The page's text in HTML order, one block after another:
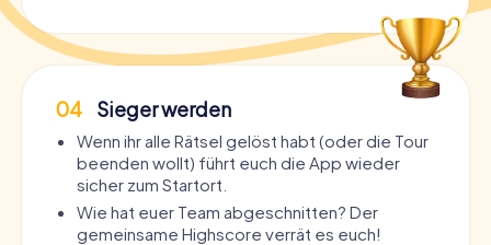
04 Sieger werden
Wenn ihr alle Rätsel gelöst habt (oder die Tour
beenden wollt) führt euch die App wieder
sicher zum Startort.
Wie hat euer Team abgeschnitten? Der
gemeinsame Highscore verrät es euch!